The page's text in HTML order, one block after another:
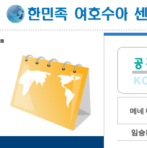
■
메네
임승